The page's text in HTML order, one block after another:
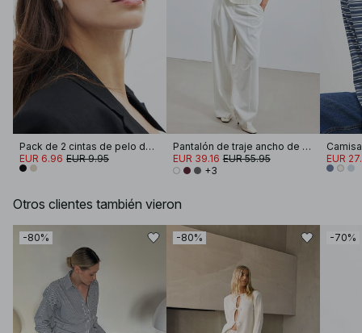
Pack de 2 cintas de pelo de jersey
EUR 6.96 EUR 9.95
Pantalón de traje ancho ​​de cintura alta
EUR 39.16 EUR 55.95
+3
EUR
Otros clientes también vieron
-80% -80% -70%